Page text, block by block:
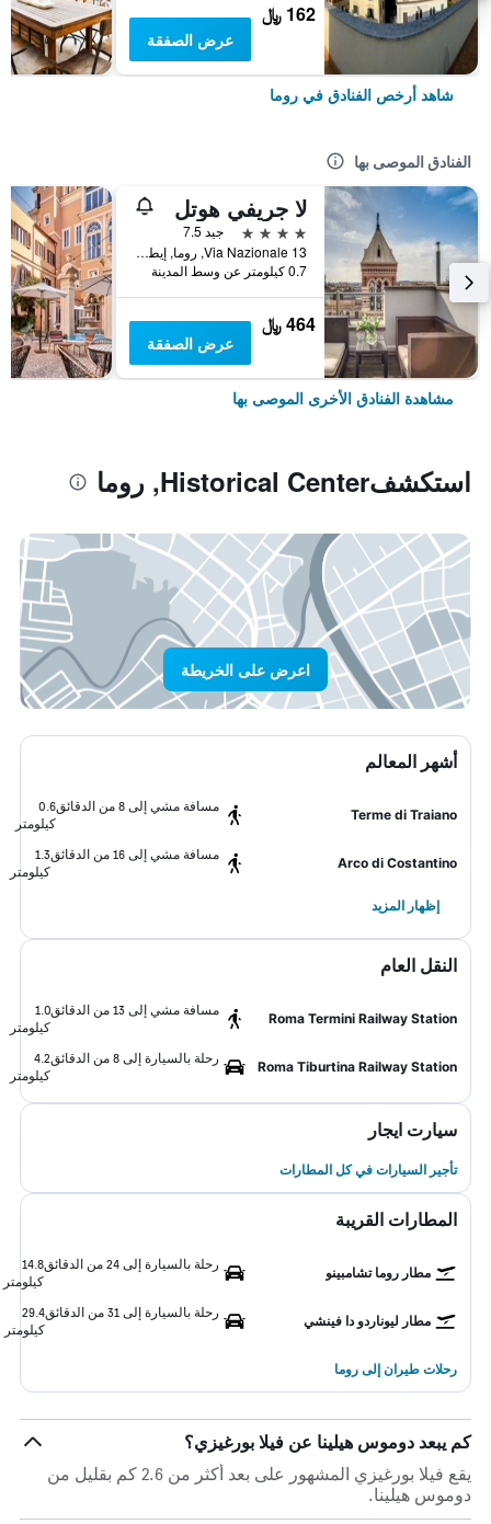
162 ﷼
عرض الصفقة
شاهد أرخص الفنادق في روما
الفنادق الموصى بها
لا جريفي هوتل
4 نجوم
جيد 7.5
Via Nazionale 13, روما, إيطاليا
0.7 كيلومتر عن وسط المدينة
464 ﷼
عرض الصفقة
مشاهدة الفنادق الأخرى الموصى بها
استكشفHistorical Center, روما
اعرض على الخريطة
أشهر المعالم
Terme di Traiano
مسافة مشي إلى 8 من الدقائق
0.6
كيلومتر
Arco di Costantino
مسافة مشي إلى 16 من الدقائق
1.3
كيلومتر
إظهار المزيد
النقل العام
Roma Termini Railway Station
مسافة مشي إلى 13 من الدقائق
1.0
كيلومتر
Roma Tiburtina Railway Station
رحلة بالسيارة إلى 8 من الدقائق
4.2
كيلومتر
سيارت ايجار
تأجير السيارات في كل المطارات
المطارات القريبة
مطار روما تشامبينو
رحلة بالسيارة إلى 24 من الدقائق
14.8
كيلومتر
مطار ليوناردو دا فينشي
رحلة بالسيارة إلى 31 من الدقائق
29.4
كيلومتر
رحلات طيران إلى روما
كم يبعد دوموس هيلينا عن فيلا بورغيزي؟
يقع فيلا بورغيزي المشهور على بعد أكثر من 2.6 كم بقليل من
دوموس هيلينا.